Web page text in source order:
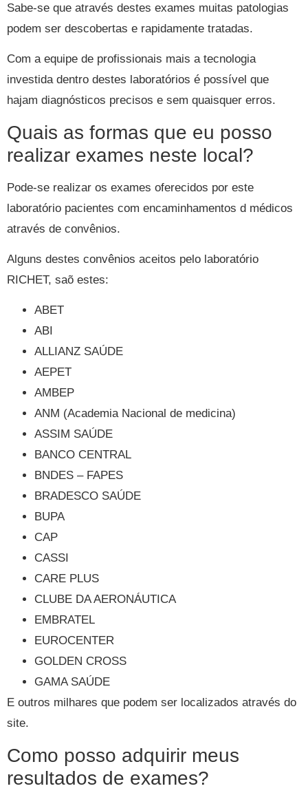
Sabe-se que através destes exames muitas patologias
podem ser descobertas e rapidamente tratadas.
Com a equipe de profissionais mais a tecnologia
investida dentro destes laboratórios é possível que
hajam diagnósticos precisos e sem quaisquer erros.
Quais as formas que eu posso
realizar exames neste local?
Pode-se realizar os exames oferecidos por este
laboratório pacientes com encaminhamentos d médicos
através de convênios.
Alguns destes convênios aceitos pelo laboratório
RICHET, saõ estes:
ABET
ABI
ALLIANZ SAÚDE
AEPET
AMBEP
ANM (Academia Nacional de medicina)
ASSIM SAÚDE
BANCO CENTRAL
BNDES – FAPES
BRADESCO SAÚDE
BUPA
CAP
CASSI
CARE PLUS
CLUBE DA AERONÁUTICA
EMBRATEL
EUROCENTER
GOLDEN CROSS
GAMA SAÚDE
E outros milhares que podem ser localizados através do
site.
Como posso adquirir meus
resultados de exames?